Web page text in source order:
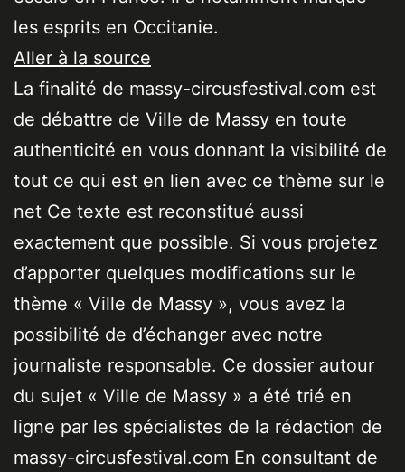
les esprits en Occitanie.
Aller à la source
La finalité de massy-circusfestival.com est
de débattre de Ville de Massy en toute
authenticité en vous donnant la visibilité de
tout ce qui est en lien avec ce thème sur le
net Ce texte est reconstitué aussi
exactement que possible. Si vous projetez
d’apporter quelques modifications sur le
thème « Ville de Massy », vous avez la
possibilité de d’échanger avec notre
journaliste responsable. Ce dossier autour
du sujet « Ville de Massy » a été trié en
ligne par les spécialistes de la rédaction de
massy-circusfestival.com En consultant de